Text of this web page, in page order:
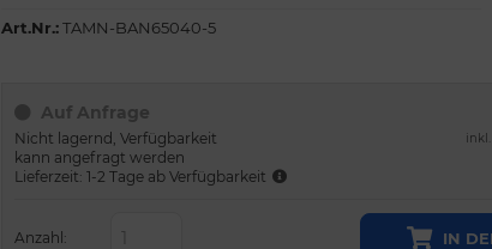
Art.Nr.:TAMN-BAN65040-5
Auf Anfrage
Nicht lagernd, Verfügbarkeit
kann angefragt werden
Lieferzeit: 1-2 Tage ab Verfügbarkeit
inkl.
Anzahl: IN